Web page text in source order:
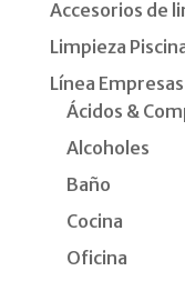
Accesorios de
Limpieza
Línea Empresas
Ácidos &
Alcoholes
Baño
Cocina
Oficina